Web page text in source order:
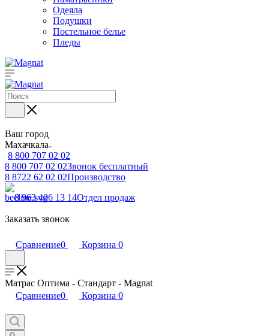
Одеяла
Подушки
Постельное белье
Пледы
Ваш город
Махачкала
8 800 707 02 02
8 800 707 02 02Звонок бесплатный
8 8722 62 02 02Производство
8 963 406 13 14Отдел продаж
Заказать звонок
Сравнение0 Корзина 0
Матрас Оптима - Стандарт - Magnat
Сравнение0 Корзина 0